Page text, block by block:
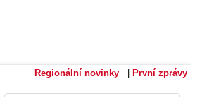
Regionální novinky První zprávy